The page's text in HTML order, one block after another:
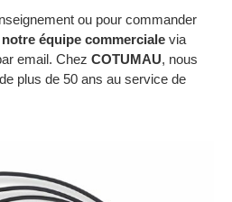
ou pour commander
équipe commerciale via
email. Chez COTUMAU, nous
plus de 50 ans au service de